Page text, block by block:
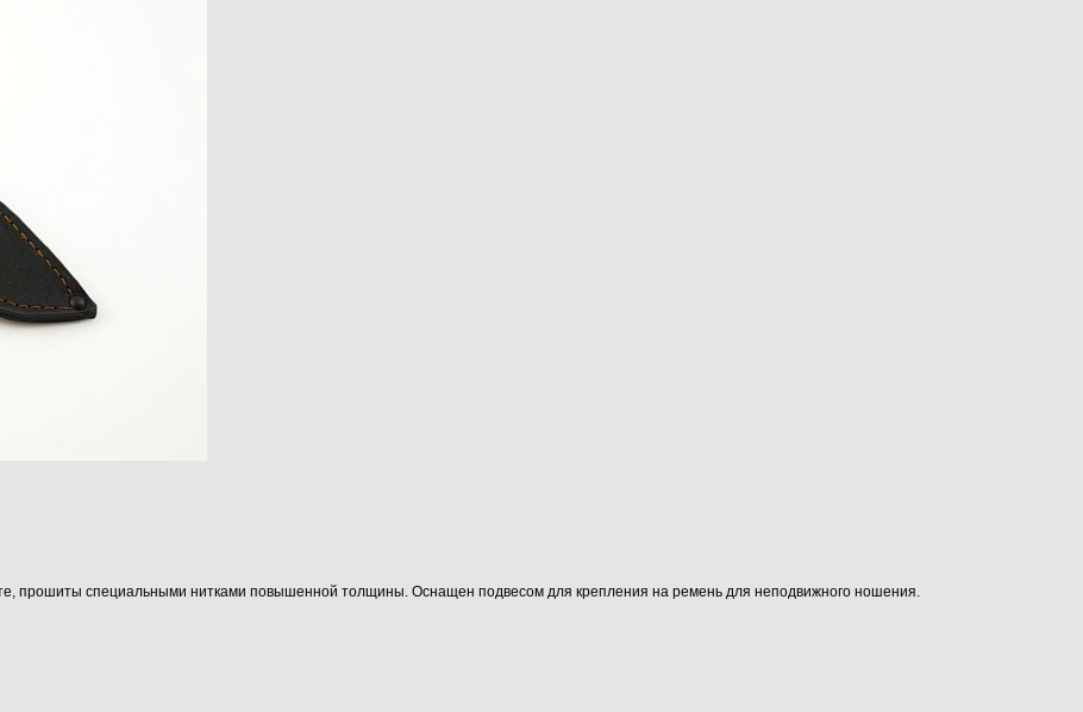
прошиты специальными нитками повышенной толщины. Оснащен подвесом для крепления на ремень для неподвижного ношения.